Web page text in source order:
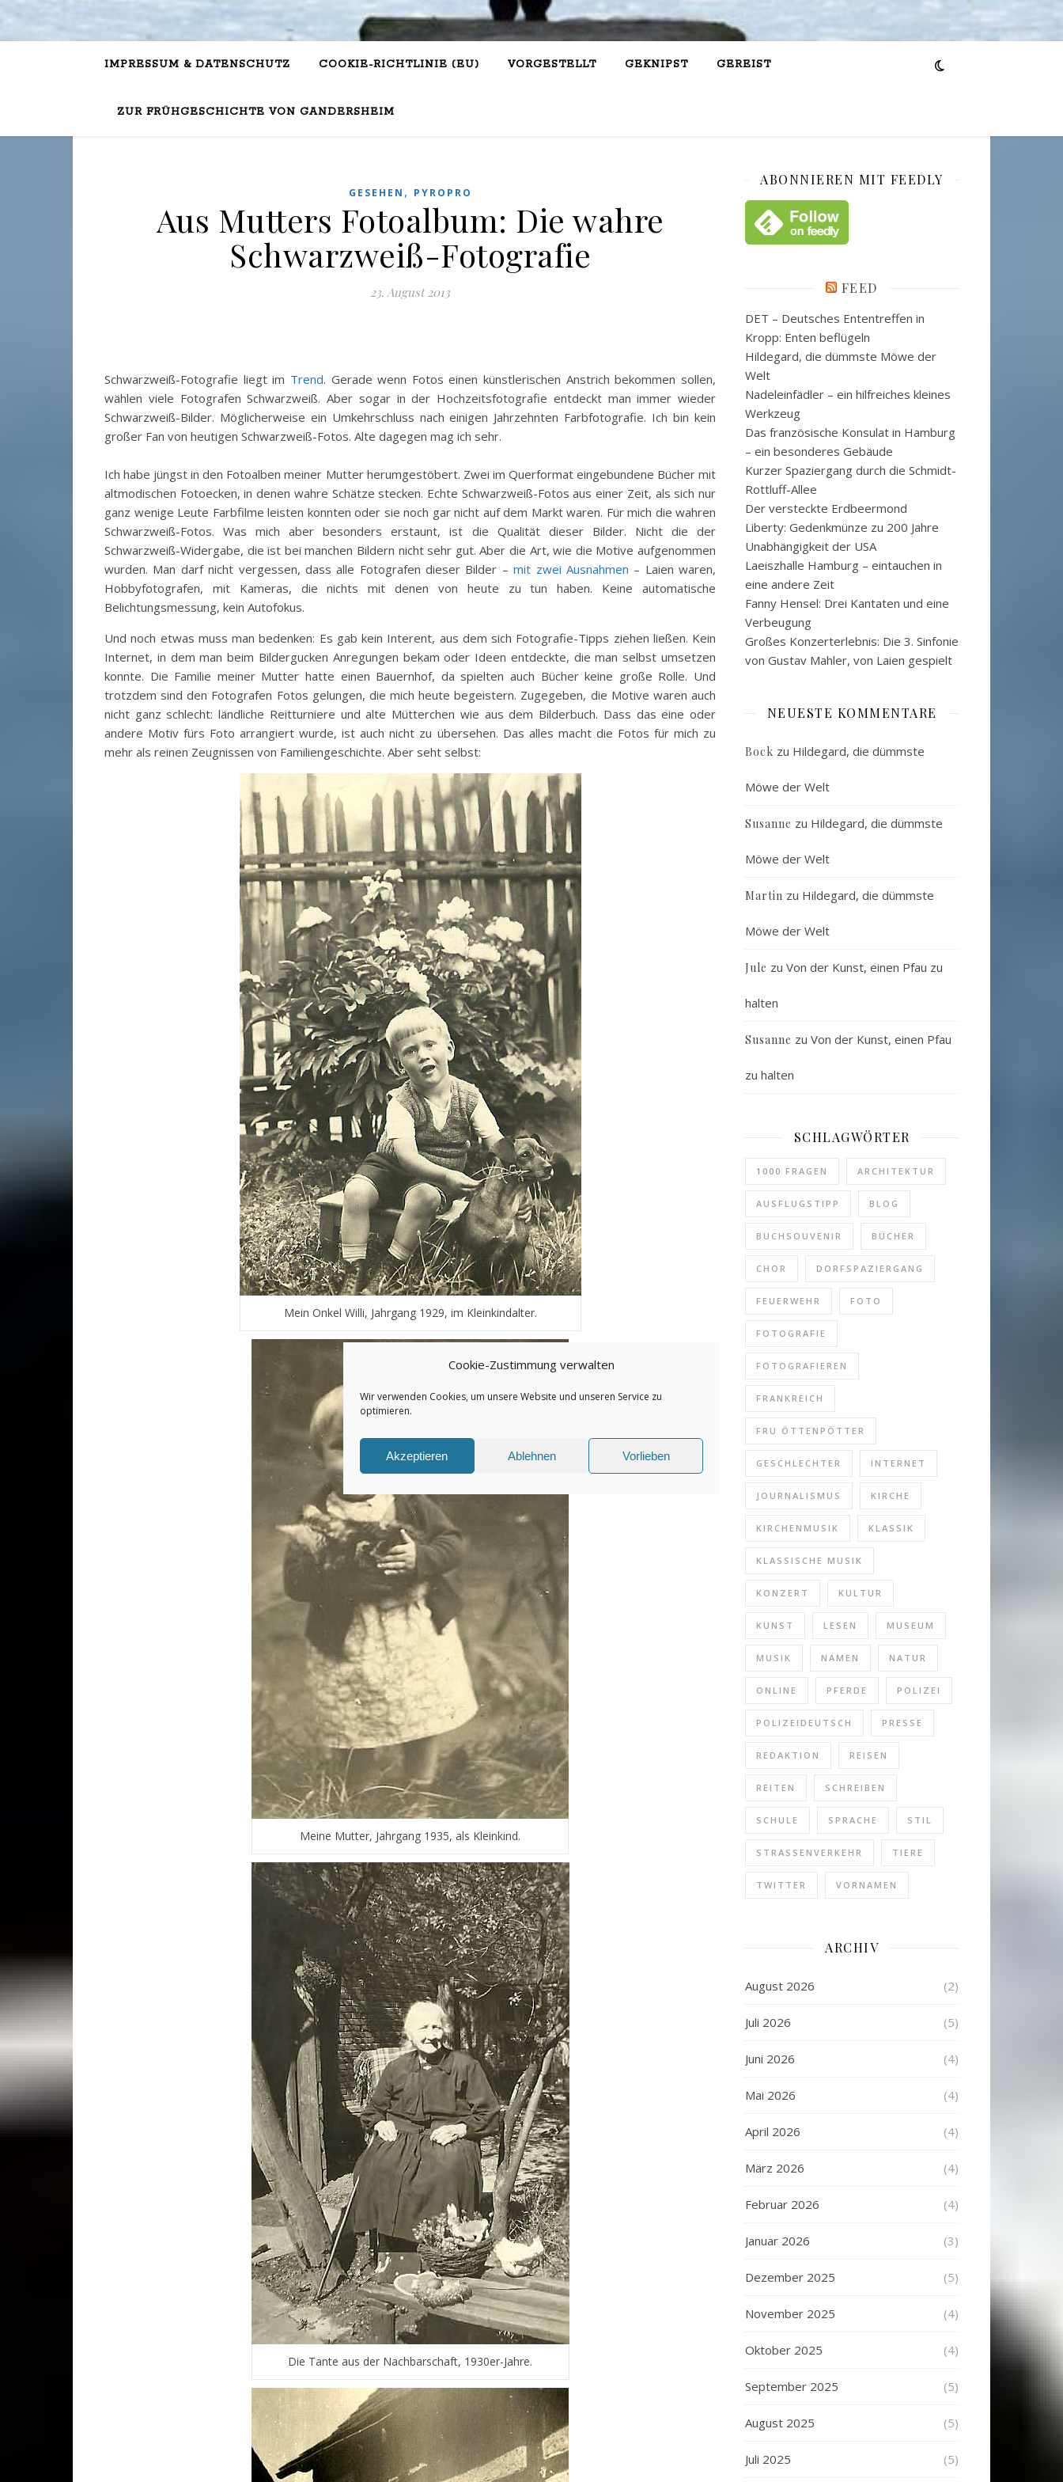
Cookie-Zustimmung verwalten
Wir verwenden Cookies, um unsere Website und unseren Service zu
optimieren.
Akzeptieren Ablehnen Vorlieben
IMPRESSUM & DATENSCHUTZ COOKIE-RICHTLINIE (EU) VORGESTELLT GEKNIPST GEREIST
ZUR FRÜHGESCHICHTE VON GANDERSHEIM
GESEHEN , PYROPRO
Aus Mutters Fotoalbum: Die wahre
Schwarzweiß-Fotografie
23. August 2013
Schwarzweiß-Fotografie liegt im Trend. Gerade wenn Fotos einen künstlerischen Anstrich bekommen sollen,
wählen viele Fotografen Schwarzweiß. Aber sogar in der Hochzeitsfotografie entdeckt man immer wieder
Schwarzweiß-Bilder. Möglicherweise ein Umkehrschluss nach einigen Jahrzehnten Farbfotografie. Ich bin kein
großer Fan von heutigen Schwarzweiß-Fotos. Alte dagegen mag ich sehr.
Ich habe jüngst in den Fotoalben meiner Mutter herumgestöbert. Zwei im Querformat eingebundene Bücher mit
altmodischen Fotoecken, in denen wahre Schätze stecken. Echte Schwarzweiß-Fotos aus einer Zeit, als sich nur
ganz wenige Leute Farbfilme leisten konnten oder sie noch gar nicht auf dem Markt waren. Für mich die wahren
Schwarzweiß-Fotos. Was mich aber besonders erstaunt, ist die Qualität dieser Bilder. Nicht die der
Schwarzweiß-Widergabe, die ist bei manchen Bildern nicht sehr gut. Aber die Art, wie die Motive aufgenommen
wurden. Man darf nicht vergessen, dass alle Fotografen dieser Bilder –mit zwei Ausnahmen – Laien waren,
Hobbyfotografen, mit Kameras, die nichts mit denen von heute zu tun haben. Keine automatische
Belichtungsmessung, kein Autofokus.
Und noch etwas muss man bedenken: Es gab kein Interent, aus dem sich Fotografie-Tipps ziehen ließen. Kein
Internet, in dem man beim Bildergucken Anregungen bekam oder Ideen entdeckte, die man selbst umsetzen
konnte. Die Familie meiner Mutter hatte einen Bauernhof, da spielten auch Bücher keine große Rolle. Und
trotzdem sind den Fotografen Fotos gelungen, die mich heute begeistern. Zugegeben, die Motive waren auch
nicht ganz schlecht: ländliche Reitturniere und alte Mütterchen wie aus dem Bilderbuch. Dass das eine oder
andere Motiv fürs Foto arrangiert wurde, ist auch nicht zu übersehen. Das alles macht die Fotos für mich zu
mehr als reinen Zeugnissen von Familiengeschichte. Aber seht selbst:
Mein Onkel Willi, Jahrgang 1929, im Kleinkindalter.
Meine Mutter, Jahrgang 1935, als Kleinkind.
Die Tante aus der Nachbarschaft, 1930er-Jahre.
ABONNIEREN MIT FEEDLY
FEED
DET – Deutsches Ententreffen in
Kropp: Enten beflügeln
Hildegard, die dümmste Möwe der
Welt
Nadeleinfädler – ein hilfreiches kleines
Werkzeug
Das französische Konsulat in Hamburg
– ein besonderes Gebäude
Kurzer Spaziergang durch die Schmidt-
Rottluff-Allee
Der versteckte Erdbeermond
Liberty: Gedenkmünze zu 200 Jahre
Unabhängigkeit der USA
Laeiszhalle Hamburg – eintauchen in
eine andere Zeit
Fanny Hensel: Drei Kantaten und eine
Verbeugung
Großes Konzerterlebnis: Die 3. Sinfonie
von Gustav Mahler, von Laien gespielt
NEUESTE KOMMENTARE
Bock zu Hildegard, die dümmste
Möwe der Welt
Susanne zu Hildegard, die dümmste
Möwe der Welt
Martin zu Hildegard, die dümmste
Möwe der Welt
Jule zu Von der Kunst, einen Pfau zu
halten
Susanne zu Von der Kunst, einen Pfau
zu halten
SCHLAGWÖRTER
1000 FRAGEN ARCHITEKTUR
AUSFLUGSTIPP BLOG
BUCHSOUVENIR BÜCHER
CHOR DORFSPAZIERGANG
FEUERWEHR FOTO
FOTOGRAFIE
FOTOGRAFIEREN
FRANKREICH
FRU ÖTTENPÖTTER
GESCHLECHTER INTERNET
JOURNALISMUS KIRCHE
KIRCHENMUSIK KLASSIK
KLASSISCHE MUSIK
KONZERT KULTUR
KUNST LESEN MUSEUM
MUSIK NAMEN NATUR
ONLINE PFERDE POLIZEI
POLIZEIDEUTSCH PRESSE
REDAKTION REISEN
REITEN SCHREIBEN
SCHULE SPRACHE STIL
STRASSENVERKEHR TIERE
TWITTER VORNAMEN
ARCHIV
August 2026 (2)
Juli 2026 (5)
Juni 2026 (4)
Mai 2026 (4)
April 2026 (4)
März 2026 (4)
Februar 2026 (4)
Januar 2026 (3)
Dezember 2025 (5)
November 2025 (4)
Oktober 2025 (4)
September 2025 (5)
August 2025 (5)
Juli 2025 (5)